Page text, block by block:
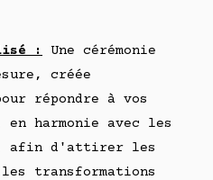
:
Une cérémonie
créée
répondre à vos
en harmonie avec les
afin d'attirer les
transformations